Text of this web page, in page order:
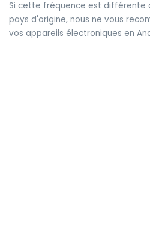
Si cette fréquence est différente
pays d'origine, nous ne vous
vos appareils électroniques en